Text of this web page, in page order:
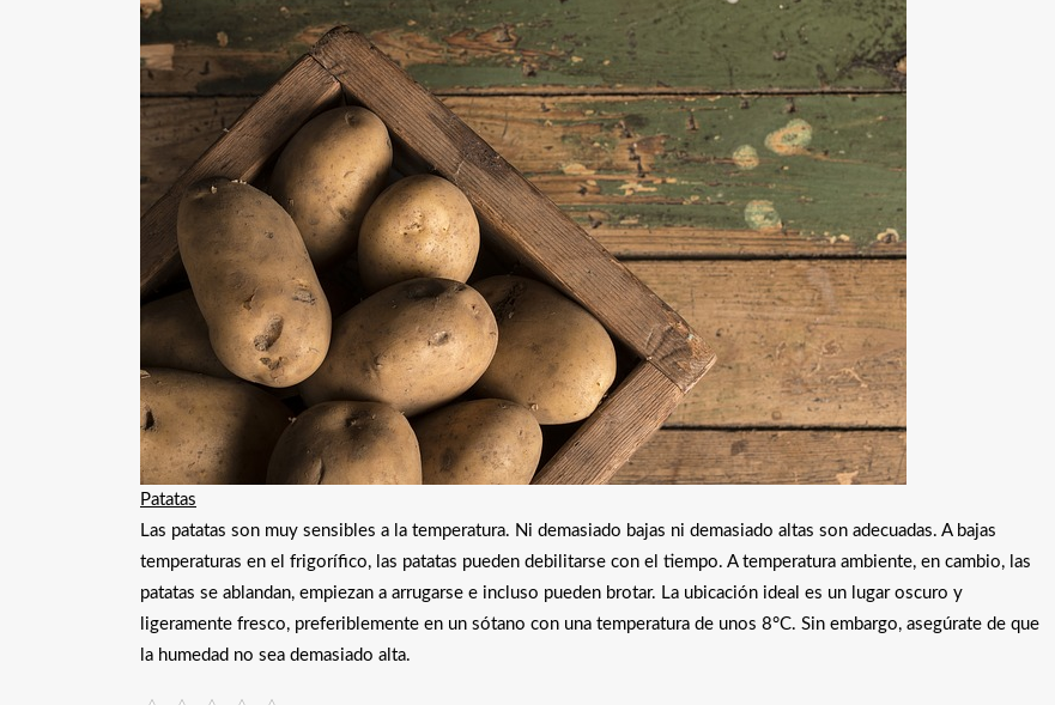
Patatas
Las patatas son muy sensibles a la temperatura. Ni demasiado bajas ni demasiado altas son adecuadas. A bajas
temperaturas en el frigorífico, las patatas pueden debilitarse con el tiempo. A temperatura ambiente, en cambio, las
patatas se ablandan, empiezan a arrugarse e incluso pueden brotar. La ubicación ideal es un lugar oscuro y
ligeramente fresco, preferiblemente en un sótano con una temperatura de unos 8°C. Sin embargo, asegúrate de que
la humedad no sea demasiado alta.